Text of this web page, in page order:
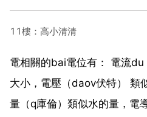
11樓：高小清清
電相關的bai電位有： 電流
大小，電壓（daov伏特） 類
量（q庫倫）類似水的量，電